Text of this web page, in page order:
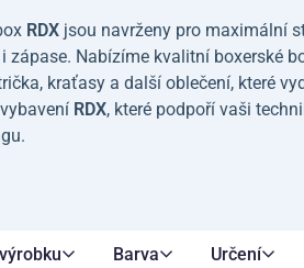
RDX jsou navrženy pro maximální
zápase. Nabízíme kvalitní boxerské
kraťasy a další oblečení, které
RDX, které podpoří vaši
Barva Určení